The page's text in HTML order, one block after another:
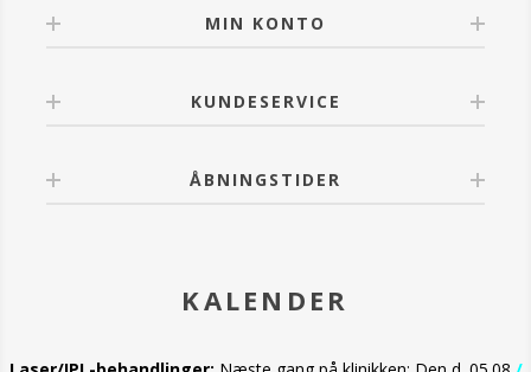
MIN KONTO
KUNDESERVICE
ÅBNINGSTIDER
KALENDER